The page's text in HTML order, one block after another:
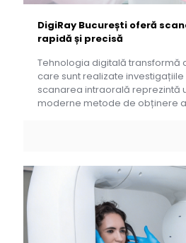
DigiRay București oferă
rapidă și precisă
Tehnologia digitală transformă
care sunt realizate
scanarea intraorală reprezintă
moderne metode de obținere